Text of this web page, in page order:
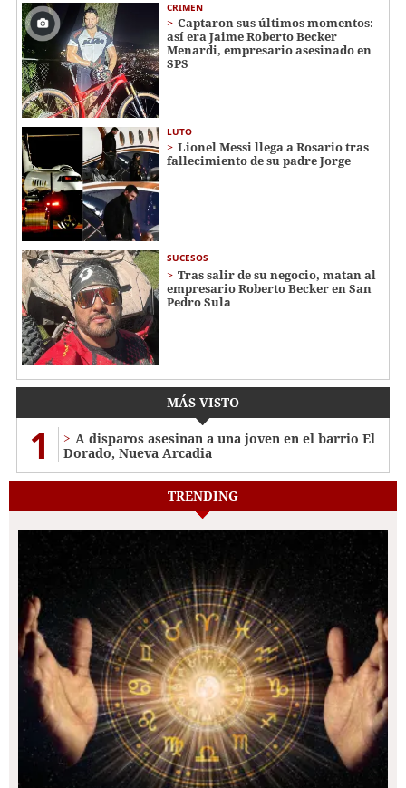
CRIMEN
Captaron sus últimos momentos:
así era Jaime Roberto Becker
Menardi​​​, empresario asesinado en
SPS
LUTO
Lionel Messi llega a Rosario tras
fallecimiento de su padre Jorge
SUCESOS
Tras salir de su negocio, matan al
empresario Roberto Becker en San
Pedro Sula
MÁS VISTO
1
A disparos asesinan a una joven en el barrio El
Dorado, Nueva Arcadia
TRENDING